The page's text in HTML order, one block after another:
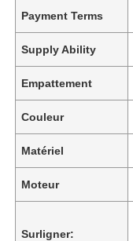
Payment Terms
Supply Ability
Empattement
Couleur
Matériel
Moteur
Surligner: